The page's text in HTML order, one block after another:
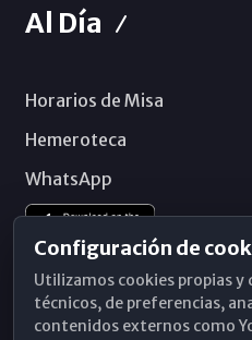
Al Día
Horarios de Misa
Hemeroteca
WhatsApp
Configuración de
Utilizamos cookies propias y
técnicos, de preferencias,
contenidos externos como